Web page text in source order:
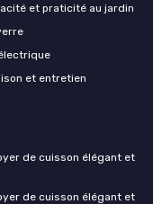
et praticité au jardin
et entretien
de cuisson élégant et
de cuisson élégant et